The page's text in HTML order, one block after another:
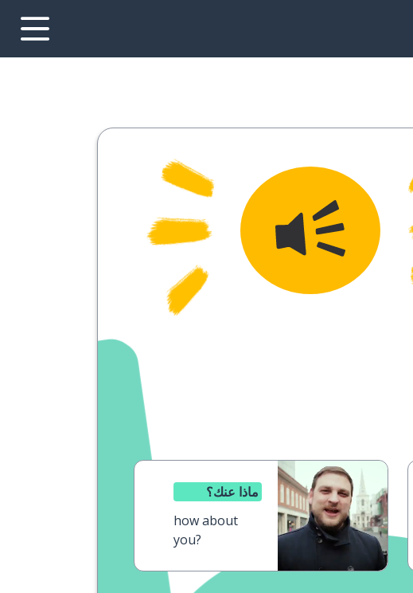
ماذا عنك؟
how about
you?